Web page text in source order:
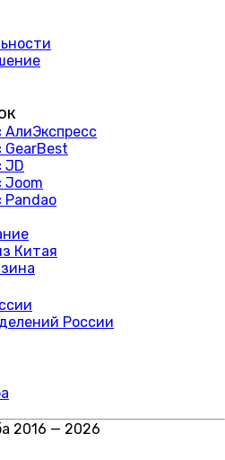
JD
Joom
Pandao
Китая
России
2016 — 2026